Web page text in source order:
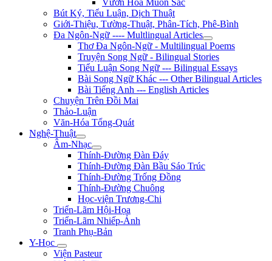
Vườn Hoa Muôn Sắc
Bút Ký, Tiểu Luận, Dịch Thuật
Giới-Thiệu, Tường-Thuật, Phân-Tích, Phê-Bình
Đa Ngôn-Ngữ ---- Multlingual Articles
Thơ Đa Ngôn-Ngữ - Multilingual Poems
Truyện Song Ngữ - Bilingual Stories
Tiểu Luận Song Ngữ --- Bilingual Essays
Bài Song Ngữ Khác --- Other Bilingual Articles
Bài Tiếng Anh --- English Articles
Chuyện Trên Đồi Mai
Thảo-Luận
Văn-Hóa Tổng-Quát
Nghệ-Thuật
Âm-Nhạc
Thính-Đường Đàn Đáy
Thính-Đường Đàn Bầu Sáo Trúc
Thính-Đường Trống Đồng
Thính-Đường Chuông
Học-viện Trương-Chi
Triển-Lãm Hội-Họa
Triển-Lãm Nhiếp-Ảnh
Tranh Phụ-Bản
Y-Học
Viện Pasteur